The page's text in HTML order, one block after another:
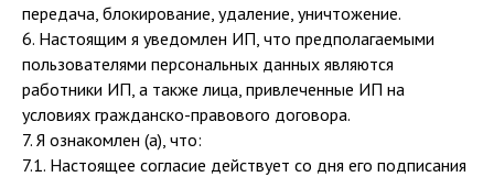
передача, блокирование, удаление, уничтожение.
6. Настоящим я уведомлен ИП, что предполагаемыми
пользователями персональных данных являются
работники ИП, а также лица, привлеченные ИП на
условиях гражданско-правового договора.
7. Я ознакомлен (а), что:
7.1. Настоящее согласие действует со дня его подписания